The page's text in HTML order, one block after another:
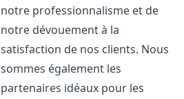
notre professionnalisme et de
notre dévouement à la
satisfaction de nos clients. Nous
sommes également les
partenaires idéaux pour les